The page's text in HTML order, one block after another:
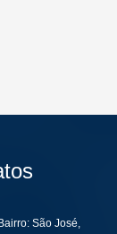
São José,